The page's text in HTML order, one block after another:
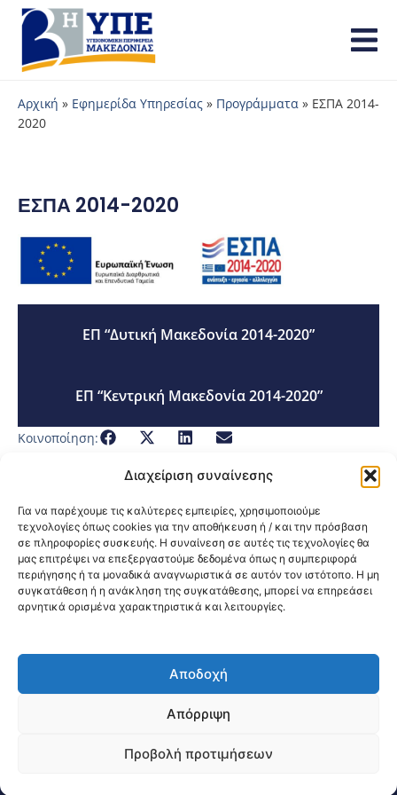
Διαχείριση συναίνεσης
Για να παρέχουμε τις καλύτερες εμπειρίες, χρησιμοποιούμε
τεχνολογίες όπως cookies για την αποθήκευση ή / και την πρόσβαση
σε πληροφορίες συσκευής. Η συναίνεση σε αυτές τις τεχνολογίες θα
μας επιτρέψει να επεξεργαστούμε δεδομένα όπως η συμπεριφορά
περιήγησης ή τα μοναδικά αναγνωριστικά σε αυτόν τον ιστότοπο. Η μη
συγκατάθεση ή η ανάκληση της συγκατάθεσης, μπορεί να επηρεάσει
αρνητικά ορισμένα χαρακτηριστικά και λειτουργίες.
Αποδοχή
Απόρριψη
Προβολή προτιμήσεων
Αρχική » Εφημερίδα Υπηρεσίας » Προγράμματα » ΕΣΠΑ 2014-
2020
ΕΣΠΑ 2014-2020
ΕΠ “Δυτική Μακεδονία 2014-2020”
ΕΠ “Κεντρική Μακεδονία 2014-2020”
Κοινοποίηση:
@2026 3ype.gr All rights reserved
Θεσσαλονίκη, ΕλλάδαΤηλ: +30 2311 226 200
03741 Website Visits: 1588895